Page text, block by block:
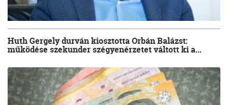
Huth Gergely durván kiosztotta Orbán Balázst:
működése szekunder szégyenérzetet váltott ki a...